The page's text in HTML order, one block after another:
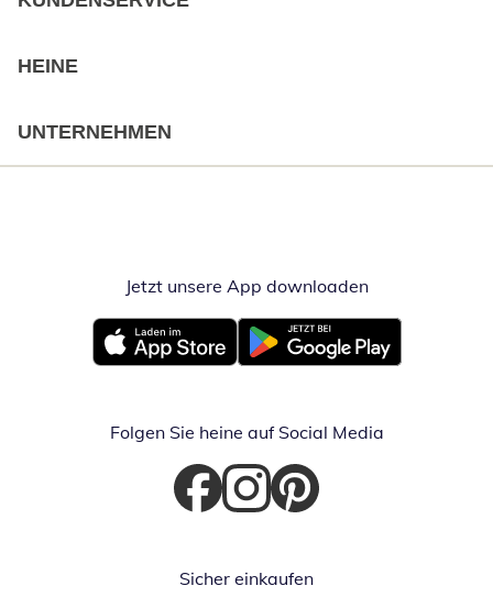
HEINE
UNTERNEHMEN
Jetzt unsere App downloadenÖffnet in
Öffnet in neuem FensterÖffnet in neuem Fenster
Folgen Sie heine auf Social Media
Öffnet in neuem Fenster
Öffnet in neuem Fenster
Öffnet in neuem Fenster
Sicher einkaufen